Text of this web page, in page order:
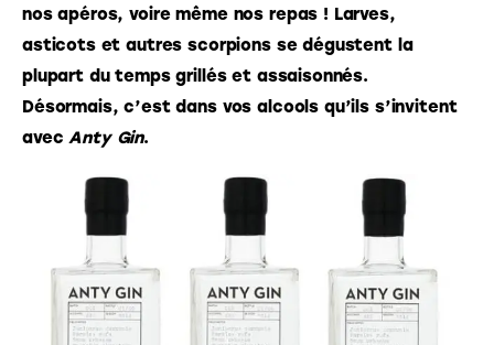
nos apéros, voire même nos repas ! Larves,
asticots et autres scorpions se dégustent la
plupart du temps grillés et assaisonnés.
Désormais, c’est dans vos alcools qu’ils s’invitent
avec Anty Gin.